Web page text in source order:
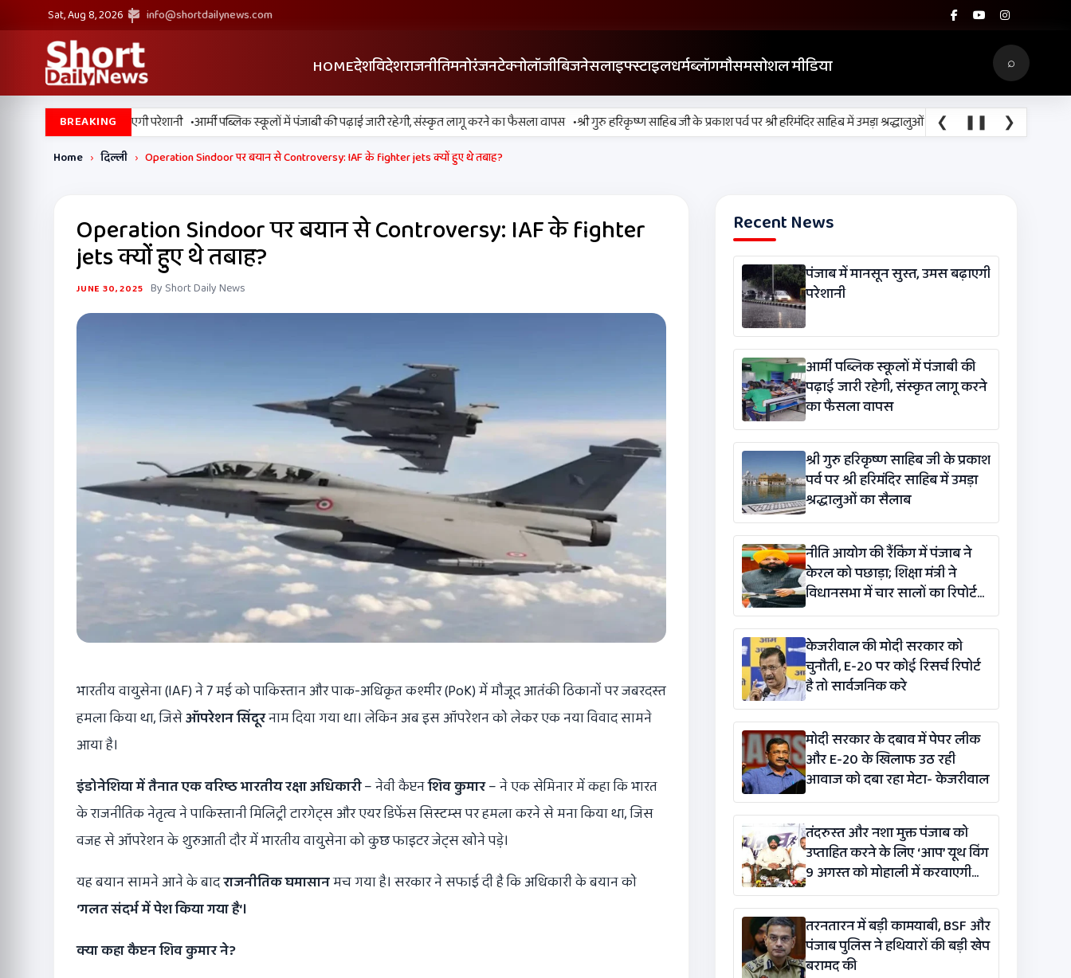
Sat, Aug 8, 2026 info@shortdailynews.com
HOMEदेशविदेशराजनीतिमनोरंजनटेक्नोलॉजीबिजनेसलाइफ्स्टाइलधर्मब्लॉगमौसमसोशल मीडिया ⌕
BREAKING
मानसून सुस्त, उमस बढ़ाएगी परेशानी •आर्मी पब्लिक स्कूलों में पंजाबी की पढ़ाई जारी रहेगी, संस्कृत लागू करने का फैसला वापस •श्री गुरु हरिकृष्ण साहिब जी के प्रकाश पर्व पर श्री हरिमंदिर साहिब में उमड़ा श्रद्धालुओं का सैलाब नीति आयोग की रैंकिंग में
❮ ❚❚ ❯
Home › दिल्ली › Operation Sindoor पर बयान से Controversy: IAF के fighter jets क्यों हुए थे तबाह?
Operation Sindoor पर बयान से Controversy: IAF के fighter
jets क्यों हुए थे तबाह?
JUNE 30, 2025 By Short Daily News
भारतीय वायुसेना (IAF) ने 7 मई को पाकिस्तान और पाक-अधिकृत कश्मीर (PoK) में मौजूद आतंकी ठिकानों पर जबरदस्त
हमला किया था, जिसेऑपरेशन सिंदूरनाम दिया गया था। लेकिन अब इस ऑपरेशन को लेकर एक नया विवाद सामने
आया है।
इंडोनेशिया में तैनात एक वरिष्ठ भारतीय रक्षा अधिकारी– नेवी कैप्टनशिव कुमार– ने एक सेमिनार में कहा कि भारत
के राजनीतिक नेतृत्व ने पाकिस्तानी मिलिट्री टारगेट्स और एयर डिफेंस सिस्टम्स पर हमला करने से मना किया था, जिस
वजह से ऑपरेशन के शुरुआती दौर में भारतीय वायुसेना को कुछ फाइटर जेट्स खोने पड़े।
यह बयान सामने आने के बादराजनीतिक घमासानमच गया है। सरकार ने सफाई दी है कि अधिकारी के बयान को
‘गलत संदर्भ में पेश किया गया है‘।
क्या कहा कैप्टन शिव कुमार ने?
Recent News
पंजाब में मानसून सुस्त, उमस बढ़ाएगी
परेशानी
आर्मी पब्लिक स्कूलों में पंजाबी की
पढ़ाई जारी रहेगी, संस्कृत लागू करने
का फैसला वापस
श्री गुरु हरिकृष्ण साहिब जी के प्रकाश
पर्व पर श्री हरिमंदिर साहिब में उमड़ा
श्रद्धालुओं का सैलाब
नीति आयोग की रैंकिंग में पंजाब ने
केरल को पछाड़ा; शिक्षा मंत्री ने
विधानसभा में चार सालों का रिपोर्ट
कार्ड पेश किया
केजरीवाल की मोदी सरकार को
चुनौती, E-20 पर कोई रिसर्च रिपोर्ट
है तो सार्वजनिक करे
मोदी सरकार के दबाव में पेपर लीक
और E-20 के खिलाफ उठ रही
आवाज को दबा रहा मेटा- केजरीवाल
तंदरुस्त और नशा मुक्त पंजाब को
उप्ताहित करने के लिए ‘आप’ यूथ विंग
9 अगस्त को मोहाली में करवाएगी
मैराथन
तरनतारन में बड़ी कामयाबी, BSF और
पंजाब पुलिस ने हथियारों की बड़ी खेप
बरामद की